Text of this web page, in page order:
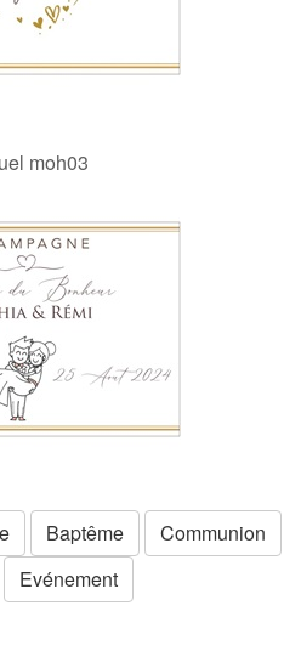
moh03
Baptême
Communion
Evénement